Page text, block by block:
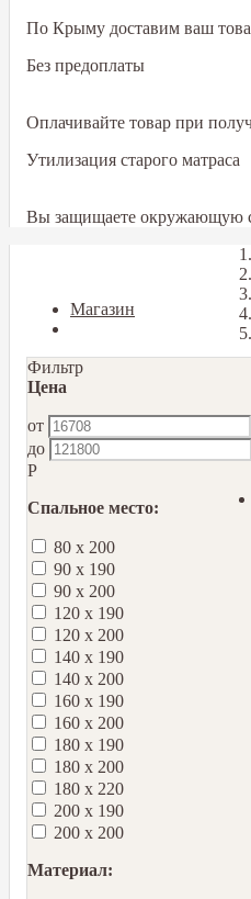
По Крыму доставим ваш
Без предоплаты
Оплачивайте товар при
Утилизация старого матраса
Вы защищаете окружающую
Магазин
Фильтр
Цена
от
до
Р
Спальное место:
80 х 200
90 х 190
90 х 200
120 х 190
120 х 200
140 х 190
140 х 200
160 х 190
160 х 200
180 х 190
180 х 200
180 х 220
200 х 190
200 х 200
Материал: